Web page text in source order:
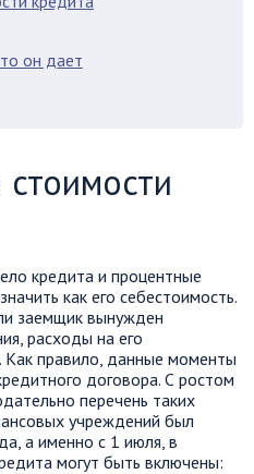
он дает
кредита и процентные
как его себестоимость.
заемщик вынужден
расходы на его
Как правило, данные моменты
договора. С ростом
перечень таких
учреждений был
а именно с 1 июля, в
могут быть включены: